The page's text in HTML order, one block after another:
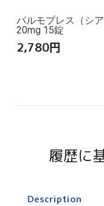
パルモプレス（シ
20mg 15錠
2,780円
履歴に
Description